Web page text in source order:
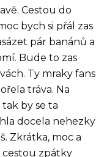
Cestou do
bych si přál zas
pár banánů a
Bude to zas
Ty mraky fans
tráva. Na
by se ta
docela nehezky
Zkrátka, moc a
cestou zpátky